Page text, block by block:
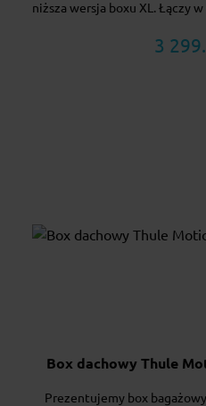
niższa wersja boxu XL. Łączy
3
Box dachowy Thule
Prezentujemy box